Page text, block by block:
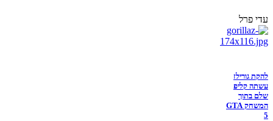
עדי פרל
להקת גורילז
עשתה קליפ
שלם בתוך
המשחק GTA
5